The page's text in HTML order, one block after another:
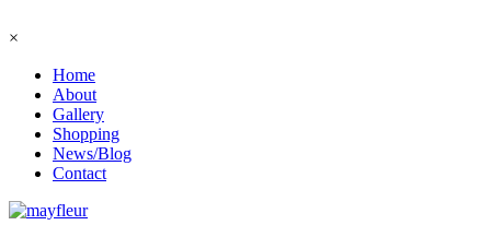
×
Home
About
Gallery
Shopping
News/Blog
Contact